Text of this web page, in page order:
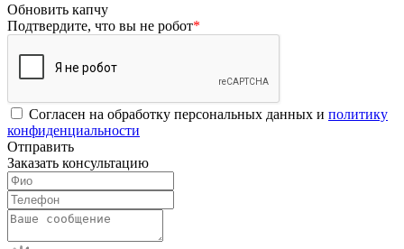
Обновить капчу
Подтвердите, что вы не робот*
Согласен на обработку персональных данных и политику
конфиденциальности
Отправить
Заказать консультацию